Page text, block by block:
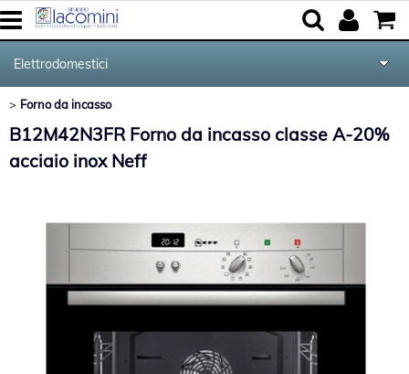
Categoria: Elettrodomestici
Home
Elettrodomestici
Cucina e Tavola
Forniture per Hotel e Ristoranti
Posate Salvinelli
Forno da incasso
B12M42N3FR Forno da incasso classe A-20%
acciaio inox Neff